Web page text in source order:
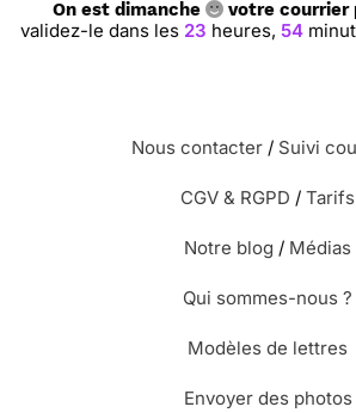
On est dimanche votre courrier
validez-le dans les 23 heures,54
Nous contacter / Suivi
CGV & RGPD / Tarifs
Notre blog / Médias
Qui sommes-nous ?
Modèles de lettres
Envoyer des photos